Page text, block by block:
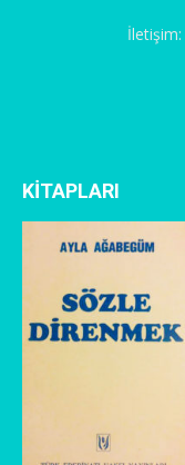
İletişim:
KİTAPLARI